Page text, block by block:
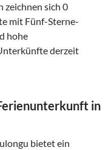
sich 0
mit Fünf-Sterne-
hohe
derzeit
in
bietet ein